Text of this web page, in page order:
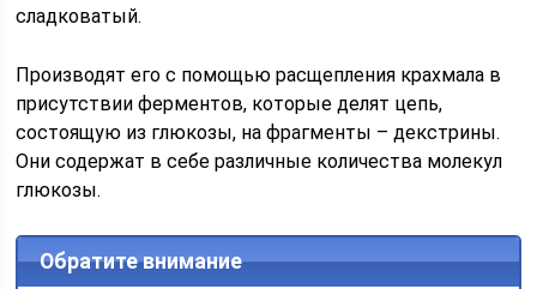
сладковатый.
Производят его с помощью расщепления крахмала в
присутствии ферментов, которые делят цепь,
состоящую из глюкозы, на фрагменты – декстрины.
Они содержат в себе различные количества молекул
глюкозы.
Обратите внимание